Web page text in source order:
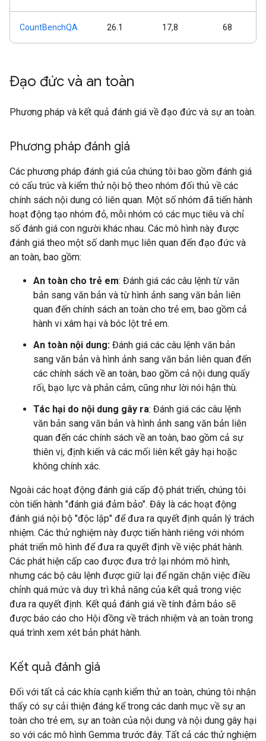
CountBenchQA 26.1 17,8 68
Đạo đức và an toàn
Phương pháp và kết quả đánh giá về đạo đức và sự an toàn.
Phương pháp đánh giá
Các phương pháp đánh giá của chúng tôi bao gồm đánh giá
có cấu trúc và kiểm thử nội bộ theo nhóm đối thủ về các
chính sách nội dung có liên quan. Một số nhóm đã tiến hành
hoạt động tạo nhóm đỏ, mỗi nhóm có các mục tiêu và chỉ
số đánh giá con người khác nhau. Các mô hình này được
đánh giá theo một số danh mục liên quan đến đạo đức và
an toàn, bao gồm:
An toàn cho trẻ em: Đánh giá các câu lệnh từ văn
bản sang văn bản và từ hình ảnh sang văn bản liên
quan đến chính sách an toàn cho trẻ em, bao gồm cả
hành vi xâm hại và bóc lột trẻ em.
An toàn nội dung: Đánh giá các câu lệnh văn bản
sang văn bản và hình ảnh sang văn bản liên quan đến
các chính sách về an toàn, bao gồm cả nội dung quấy
rối, bạo lực và phản cảm, cũng như lời nói hận thù.
Tác hại do nội dung gây ra: Đánh giá các câu lệnh
văn bản sang văn bản và hình ảnh sang văn bản liên
quan đến các chính sách về an toàn, bao gồm cả sự
thiên vị, định kiến và các mối liên kết gây hại hoặc
không chính xác.
Ngoài các hoạt động đánh giá cấp độ phát triển, chúng tôi
còn tiến hành "đánh giá đảm bảo". Đây là các hoạt động
đánh giá nội bộ "độc lập" để đưa ra quyết định quản lý trách
nhiệm. Các thử nghiệm này được tiến hành riêng với nhóm
phát triển mô hình để đưa ra quyết định về việc phát hành.
Các phát hiện cấp cao được đưa trở lại nhóm mô hình,
nhưng các bộ câu lệnh được giữ lại để ngăn chặn việc điều
chỉnh quá mức và duy trì khả năng của kết quả trong việc
đưa ra quyết định. Kết quả đánh giá về tính đảm bảo sẽ
được báo cáo cho Hội đồng về trách nhiệm và an toàn trong
quá trình xem xét bản phát hành.
Kết quả đánh giá
Đối với tất cả các khía cạnh kiểm thử an toàn, chúng tôi nhận
thấy có sự cải thiện đáng kể trong các danh mục về sự an
toàn cho trẻ em, sự an toàn của nội dung và nội dung gây hại
so với các mô hình Gemma trước đây. Tất cả các thử nghiệm